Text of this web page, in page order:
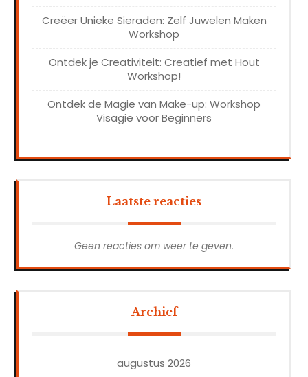
Creëer Unieke Sieraden: Zelf Juwelen Maken
Workshop
Ontdek je Creativiteit: Creatief met Hout
Workshop!
Ontdek de Magie van Make-up: Workshop
Visagie voor Beginners
Laatste reacties
Geen reacties om weer te geven.
Archief
augustus 2026